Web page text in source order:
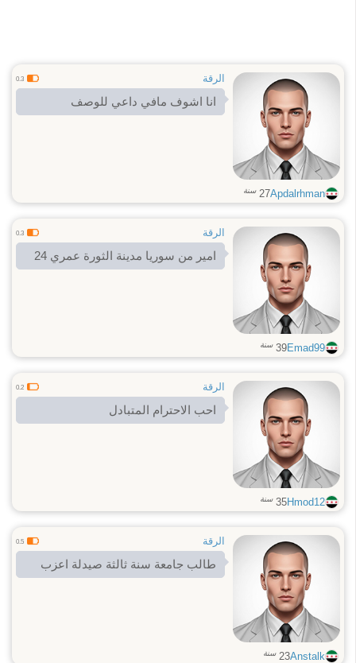
الرقة 0.3
انا اشوف مافي داعي للوصف
Apdalrhman
27 سنة
الرقة 0.3
امير من سوريا مدينة الثورة عمري 24
Emad99
39 سنة
الرقة 0.2
احب الاحترام المتبادل
Hmod12
35 سنة
الرقة 0.5
طالب جامعة سنة ثالثة صيدلة اعزب
Anstalk
23 سنة